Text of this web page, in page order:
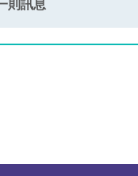
則訊息